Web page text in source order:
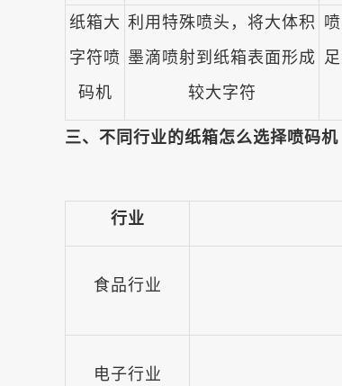
纸箱大
字符喷
码机
利用特殊喷头，将大体积
墨滴喷射到纸箱表面形成
较大字符
三、不同行业的纸箱怎么选择喷码机
行业
食品行业
电子行业